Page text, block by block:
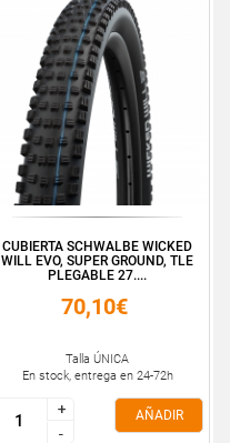
CUBIERTA SCHWALBE WICKED
WILL EVO, SUPER GROUND, TLE
PLEGABLE 27....
70,10€
Talla ÚNICA
En stock, entrega en 24-72h
+
-
+
-
AÑADIR